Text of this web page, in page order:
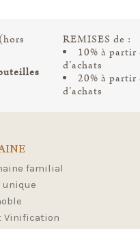
REMISES de :
10% à partir
d’achats
20% à partir
d’achats
familial
unique
Vinification